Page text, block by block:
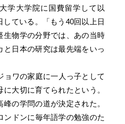
学大学院に国費留学して以
ている。「もう40回以上日
生物学の分野では、あの当時
と日本の研究は最先端をいっ
ョワの家庭に一人っ子として
大切に育てられたという。
の学問の道が決定された。
ンドンに毎年語学の勉強のた